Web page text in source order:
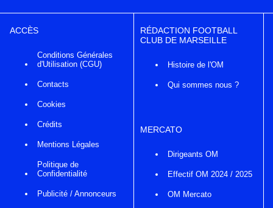
ACCÈS
Conditions Générales
d'Utilisation (CGU)
Contacts
Cookies
Crédits
Mentions Légales
Politique de
Confidentialité
Publicité / Annonceurs
RÉDACTION FOOTBALL
CLUB DE MARSEILLE
Histoire de l'OM
Qui sommes nous ?
MERCATO
Dirigeants OM
Effectif OM 2024 / 2025
OM Mercato